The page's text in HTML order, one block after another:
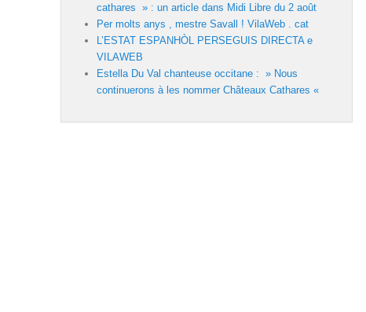
cathares » : un article dans Midi Libre du 2 août
Per molts anys , mestre Savall ! VilaWeb . cat
L’ESTAT ESPANHÒL PERSEGUIS DIRECTA e
VILAWEB
Estella Du Val chanteuse occitane : » Nous
continuerons à les nommer Châteaux Cathares «